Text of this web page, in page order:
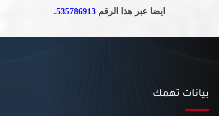
ايضا عبر هذا الرقم 535786913
.
بيانات تهمك